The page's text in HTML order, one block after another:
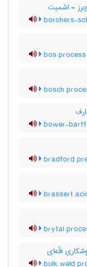
- اشمیت
borchers-
bos process
bosch
bower-
bradford
brassert
brytal
فلّه‌ای
bulk weld